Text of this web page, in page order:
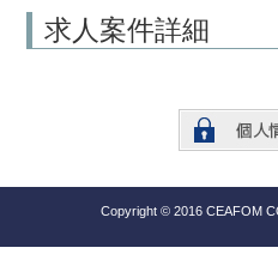
求人案件詳細
Copyright © 2016 CEAFOM